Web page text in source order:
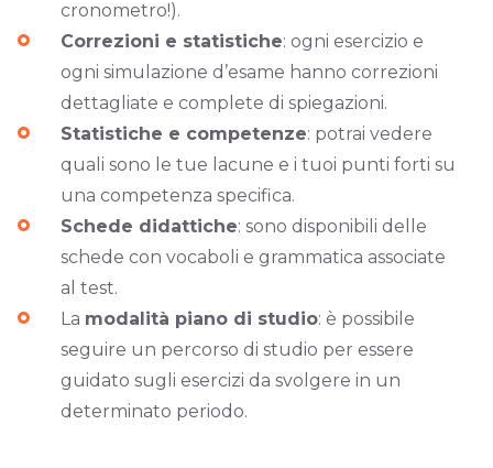
cronometro!).
Correzioni e statistiche: ogni esercizio e
ogni simulazione d’esame hanno correzioni
dettagliate e complete di spiegazioni.
Statistiche e competenze: potrai vedere
quali sono le tue lacune e i tuoi punti forti su
una competenza specifica.
Schede didattiche: sono disponibili delle
schede con vocaboli e grammatica associate
al test.
La modalità piano di studio: è possibile
seguire un percorso di studio per essere
guidato sugli esercizi da svolgere in un
determinato periodo.